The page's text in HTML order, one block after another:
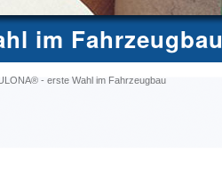
im Fahrzeugbau
- erste Wahl im Fahrzeugbau